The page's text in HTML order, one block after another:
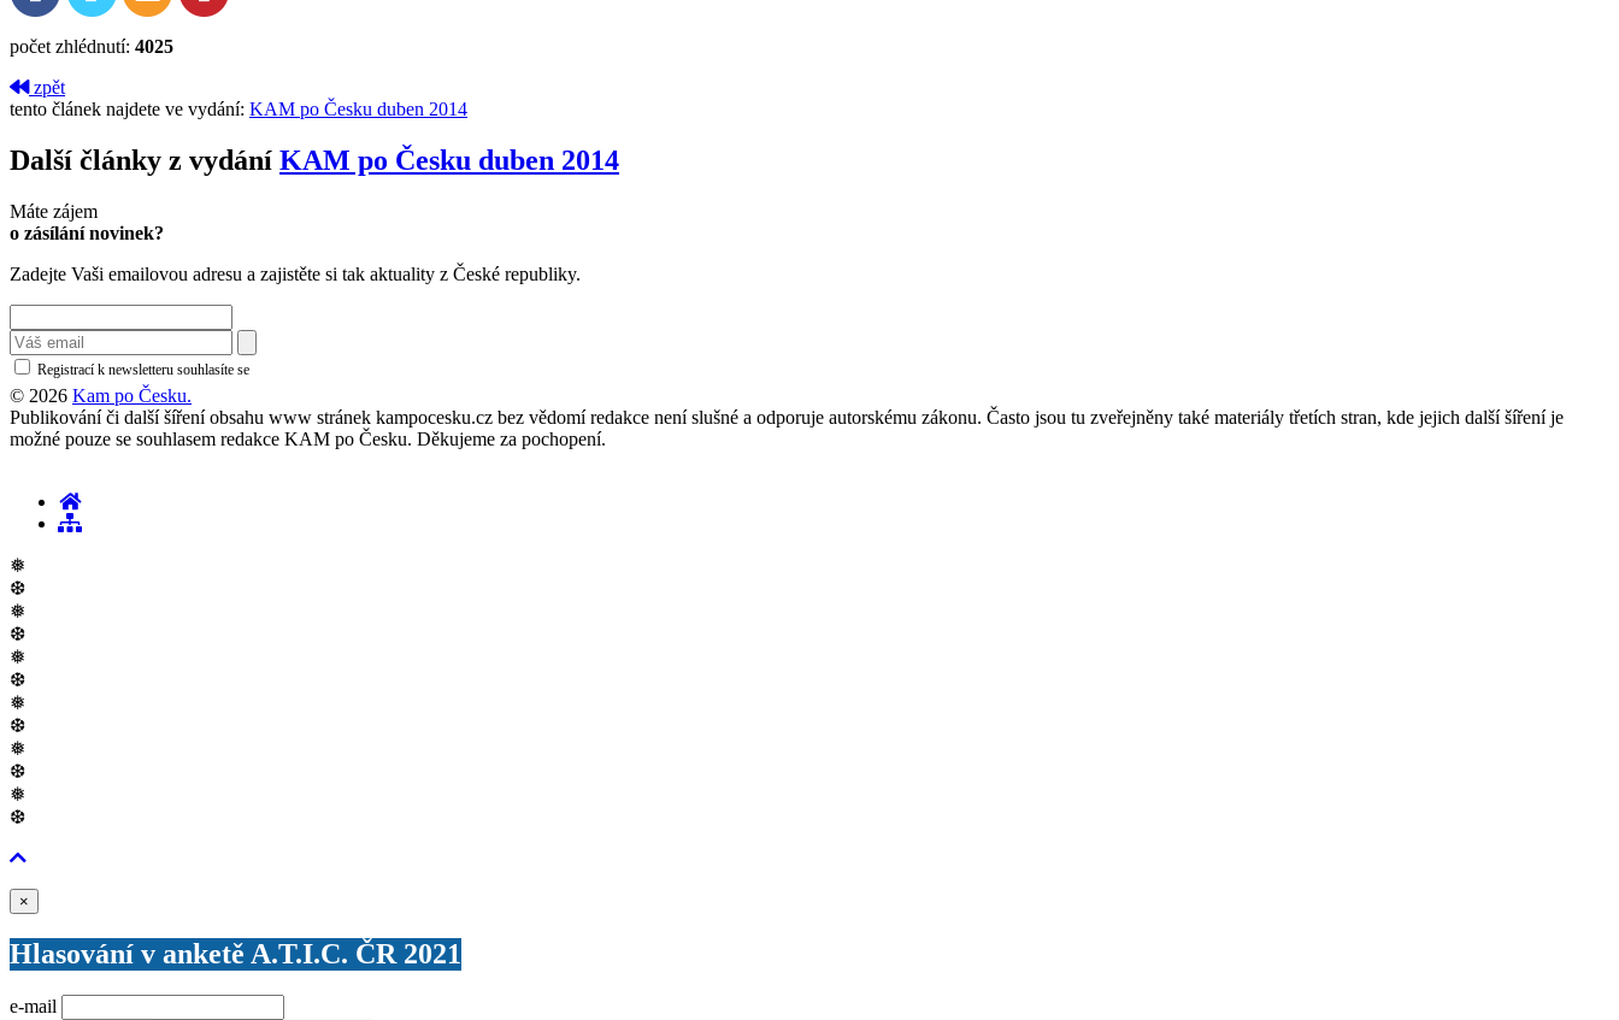
počet zhlédnutí: 4025
zpět
tento článek najdete ve vydání: KAM po Česku duben 2014
Další články z vydání KAM po Česku duben 2014
Máte zájem
o zásílání novinek?
Zadejte Vaši emailovou adresu a zajistěte si tak aktuality z České republiky.
Registrací k newsletteru souhlasíte se
© 2026 Kam po Česku.
Publikování či další šíření obsahu www stránek kampocesku.cz bez vědomí redakce není slušné a odporuje autorskému zákonu. Často jsou tu zveřejněny také materiály třetích stran, kde jejich další šíření je
možné pouze se souhlasem redakce KAM po Česku. Děkujeme za pochopení.
❅
❆
❅
❆
❅
❆
❅
❆
❅
❆
❅
❆
×
Hlasování v anketě A.T.I.C. ČR 2021
e-mail